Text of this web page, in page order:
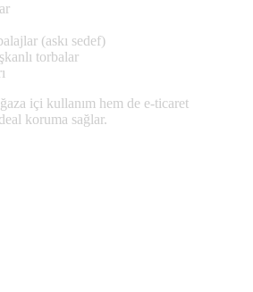
(askı sedef)
torbalar
içi kullanım hem de e-ticaret
koruma sağlar.